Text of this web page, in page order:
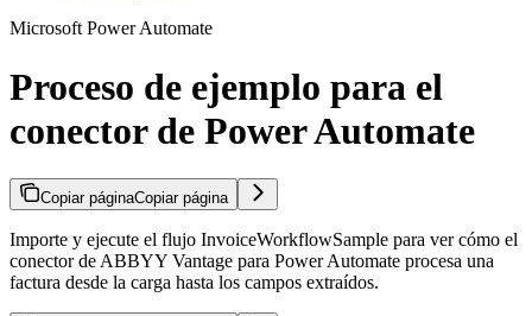
Microsoft Power Automate
Proceso de ejemplo para el
conector de Power Automate
Copiar páginaCopiar página
Importe y ejecute el flujo InvoiceWorkflowSample para ver cómo el
conector de ABBYY Vantage para Power Automate procesa una
factura desde la carga hasta los campos extraídos.